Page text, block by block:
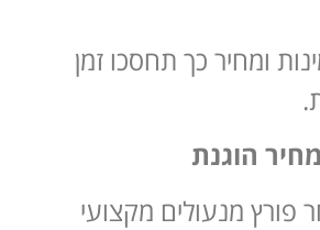
ומחיר כך תחסכו זמן
הוגנת
מנעולים מקצועי